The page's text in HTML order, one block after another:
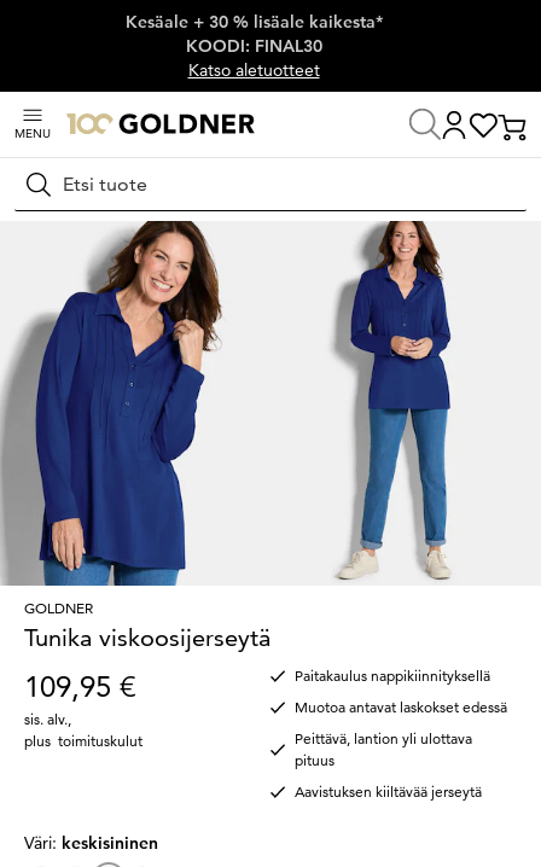
Ohita siirtymä, siirry pääsisältöön
Kesäale + 30 % lisäale kaikesta*
KOODI: FINAL30
Katso aletuotteet
MENU
Hae
Koti Naisten muoti
GOLDNER
Tunika viskoosijerseytä
109,95 €
sis. alv.
plus toimituskulut
Paitakaulus nappikiinnityksellä
Muotoa antavat laskokset edessä
Peittävä, lantion yli ulottava
pituus
Aavistuksen kiiltävää jerseytä
Väri: keskisininen